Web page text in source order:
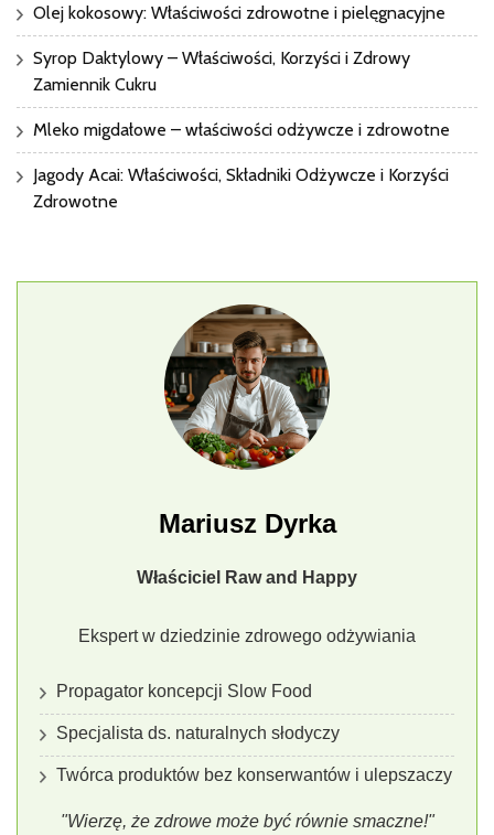
Olej kokosowy: Właściwości zdrowotne i pielęgnacyjne
Syrop Daktylowy – Właściwości, Korzyści i Zdrowy
Zamiennik Cukru
Mleko migdałowe – właściwości odżywcze i zdrowotne
Jagody Acai: Właściwości, Składniki Odżywcze i Korzyści
Zdrowotne
Mariusz Dyrka
Właściciel Raw and Happy
Ekspert w dziedzinie zdrowego odżywiania
Propagator koncepcji Slow Food
Specjalista ds. naturalnych słodyczy
Twórca produktów bez konserwantów i ulepszaczy
"Wierzę, że zdrowe może być równie smaczne!"